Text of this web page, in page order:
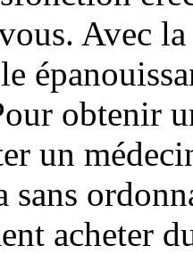
Avec
obtenir
un
acheter